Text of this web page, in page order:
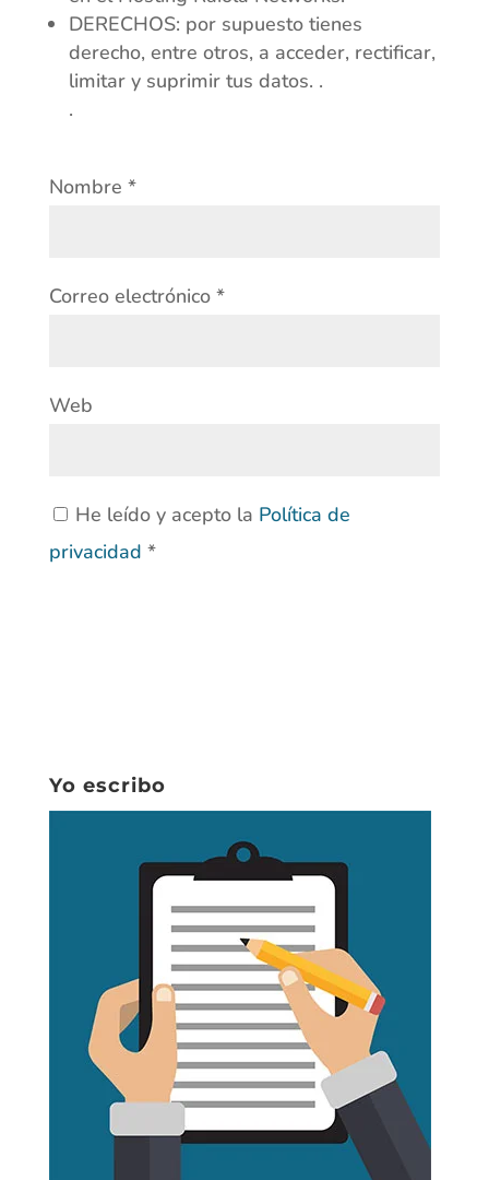
DERECHOS: por supuesto tienes
derecho, entre otros, a acceder, rectificar,
limitar y suprimir tus datos. .
.
Nombre *
Correo electrónico *
Web
He leído y acepto la Política de
privacidad *
Yo escribo